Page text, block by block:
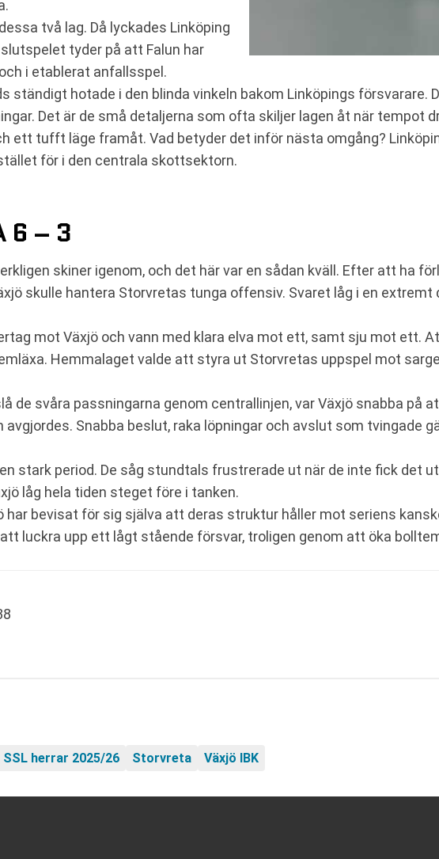
två lag. Då lyckades Linköping
tyder på att Falun har
i etablerat anfallsspel.
ständigt hotade i den blinda vinkeln bakom Linköpings försvarare.
Det är de små detaljerna som ofta skiljer lagen åt när tempot
ett tufft läge framåt. Vad betyder det inför nästa omgång?
för i den centrala skottsektorn.
6 – 3
skiner igenom, och det här var en sådan kväll. Efter att ha
skulle hantera Storvretas tunga offensiv. Svaret låg i en
mot Växjö och vann med klara elva mot ett, samt sju mot ett.
Hemmalaget valde att styra ut Storvretas uppspel mot
de svåra passningarna genom centrallinjen, var Växjö snabba på
Snabba beslut, raka löpningar och avslut som tvingade
stark period. De såg stundtals frustrerade ut när de inte fick det
låg hela tiden steget före i tanken.
har bevisat för sig själva att deras struktur håller mot seriens
luckra upp ett lågt stående försvar, troligen genom att öka
SSL herrar 2025/26 Storvreta Växjö IBK